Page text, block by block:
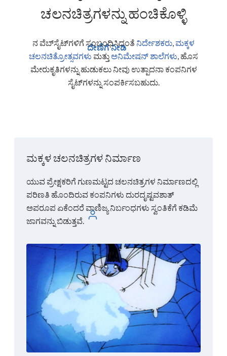
ದೇಣಿಗೆ ನೀಡಿ
ಲಾಗ್ ಇನ್ ಮಾಡಿ
ಕನ್ನಡ
ಚಲನಚಿತ್ರಗಳನ್ನು ಹಂಚಿಕೊಳ್ಳಿ
ನ ವೆಬ್‌ಸೈಟ್‌ಗಳಿಗೆ ಸಂಬಂಧಿಸಿದಂತೆ ನಿರ್ದೇಶಕರು, ಮಕ್ಕಳ
ಚಲನಚಿತ್ರೋತ್ಸವಗಳು ಮತ್ತು ಅನಿಮೇಷನ್ ಶಾಲೆಗಳು, ಹೊಸ
ಮೇರುಕೃತಿಗಳನ್ನು ಹುಡುಕಲು ನೀವು ಉತ್ಪಾದನಾ ಕಂಪನಿಗಳ
ಸೈಟ್‌ಗಳನ್ನು ಸಂಪರ್ಕಿಸಬಹುದು.
ಮಕ್ಕಳ ಚಲನಚಿತ್ರಗಳ ನಿರ್ಮಾಣ
ಯುವ ಪ್ರೇಕ್ಷಕರಿಗೆ ಗುಣಮಟ್ಟದ ಚಲನಚಿತ್ರಗಳ ನಿರ್ಮಾಣದಲ್ಲಿ
ಪರಿಣತಿ ಹೊಂದಿರುವ ಕಂಪನಿಗಳು ದುರದೃಷ್ಟವಶಾತ್
ಅಪರೂಪ ಏಕೆಂದರೆ ವಾಣಿಜ್ಯ ನಿರ್ಬಂಧಗಳು ಸ್ವಂತಿಕೆಗೆ ಕಡಿಮೆ
ಜಾಗವನ್ನು ಬಿಡುತ್ತವೆ.